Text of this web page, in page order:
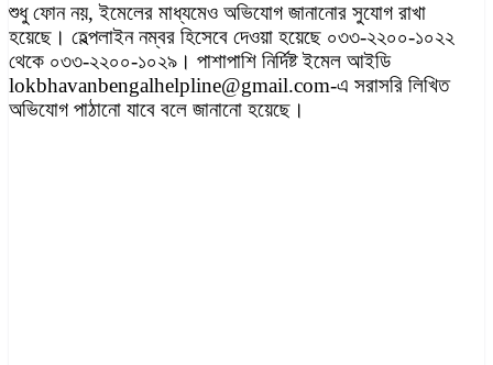
শুধু ফোন নয়, ইমেলের মাধ্যমেও অভিযোগ জানানোর সুযোগ রাখা
হয়েছে। হেল্পলাইন নম্বর হিসেবে দেওয়া হয়েছে ০৩৩-২২০০-১০২২
থেকে ০৩৩-২২০০-১০২৯। পাশাপাশি নির্দিষ্ট ইমেল আইডি
lokbhavanbengalhelpline@gmail.com-এ সরাসরি লিখিত
অভিযোগ পাঠানো যাবে বলে জানানো হয়েছে।